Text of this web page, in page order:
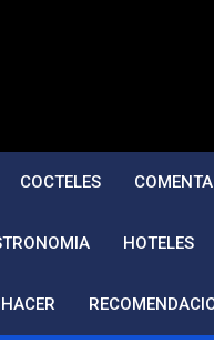
COCTELES
HOTELES